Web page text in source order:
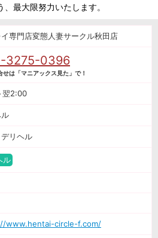
最大限努力いたします。
専門店変態人妻サークル秋田店
3275-0396
せは「マニアックス見た」で！
翌2:00
リヘル
ル
www.hentai-circle-f.com/